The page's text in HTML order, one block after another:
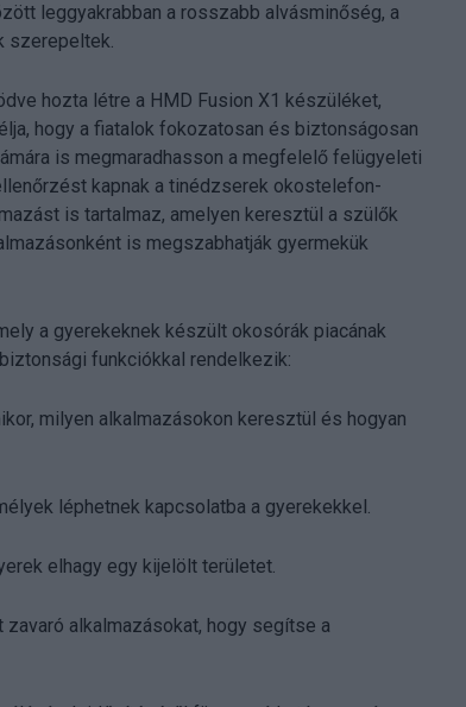
leggyakrabban a rosszabb alvásminőség, a
szerepeltek.
hozta létre a HMD Fusion X1 készüléket,
hogy a fiatalok fokozatosan és biztonságosan
is megmaradhasson a megfelelő felügyeleti
kapnak a tinédzserek okostelefon-
is tartalmaz, amelyen keresztül a szülők
is megszabhatják gyermekük
a gyerekeknek készült okosórák piacának
funkciókkal rendelkezik:
milyen alkalmazásokon keresztül és hogyan
léphetnek kapcsolatba a gyerekekkel.
elhagy egy kijelölt területet.
alkalmazásokat, hogy segítse a